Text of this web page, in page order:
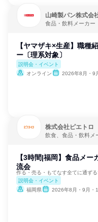
山崎製パン株式会
食品・飲料メーカー
【ヤマザキ×生産】職種
ー〔理系対象〕
説明会・イベント
オンライン
2026年8月・9
株式会社ピエトロ
飲食、食品・飲料メ
【3時間|福岡】食品メ
流会
作る・売る・もてなす全てに通ず
説明会・イベント
福岡県
2026年8月・9月・